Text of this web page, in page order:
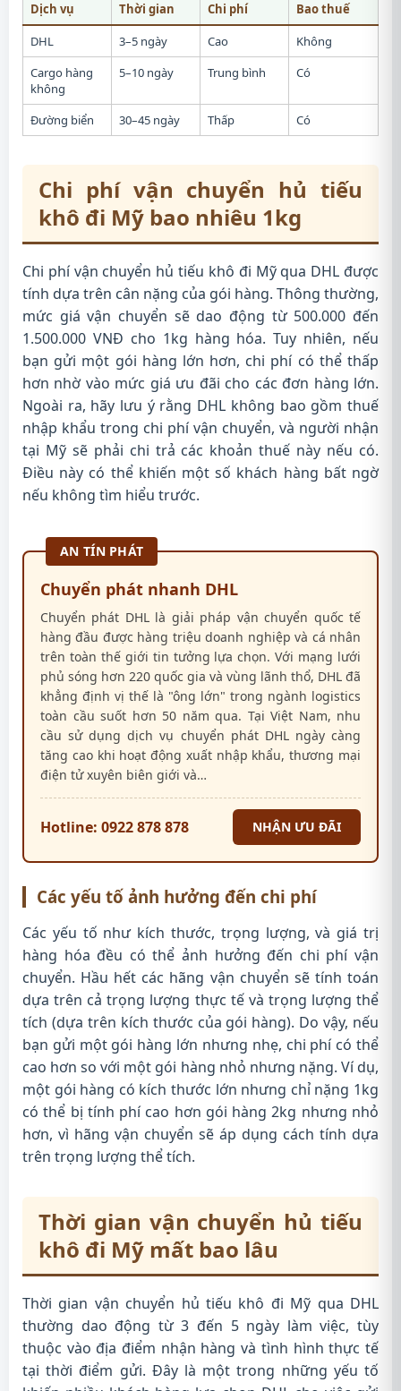
Dịch vụ Thời gian Chi phí
Bao thuế
DHL
3–5 ngày Cao
Không
Cargo hàng
không
5–10 ngày Trung bình Có
Đường biển 30–45 ngày Thấp Có
Chi phí vận chuyển hủ tiếu
khô đi Mỹ bao nhiêu 1kg
Chi phí vận chuyển hủ tiếu khô đi Mỹ qua DHL được
tính dựa trên cân nặng của gói hàng. Thông thường,
mức giá vận chuyển sẽ dao động từ 500.000 đến
1.500.000 VNĐ cho 1kg hàng hóa. Tuy nhiên, nếu
bạn gửi một gói hàng lớn hơn, chi phí có thể thấp
hơn nhờ vào mức giá ưu đãi cho các đơn hàng lớn.
Ngoài ra, hãy lưu ý rằng DHL không bao gồm thuế
nhập khẩu trong chi phí vận chuyển, và người nhận
tại Mỹ sẽ phải chi trả các khoản thuế này nếu có.
Điều này có thể khiến một số khách hàng bất ngờ
nếu không tìm hiểu trước.
AN TÍN PHÁT
Chuyển phát nhanh DHL
Chuyển phát DHL là giải pháp vận chuyển quốc tế
hàng đầu được hàng triệu doanh nghiệp và cá nhân
trên toàn thế giới tin tưởng lựa chọn. Với mạng lưới
phủ sóng hơn 220 quốc gia và vùng lãnh thổ, DHL đã
khẳng định vị thế là "ông lớn" trong ngành logistics
toàn cầu suốt hơn 50 năm qua. Tại Việt Nam, nhu
cầu sử dụng dịch vụ chuyển phát DHL ngày càng
tăng cao khi hoạt động xuất nhập khẩu, thương mại
điện tử xuyên biên giới và…
Hotline: 0922 878 878 NHẬN ƯU ĐÃI
Các yếu tố ảnh hưởng đến chi phí
Các yếu tố như kích thước, trọng lượng, và giá trị
hàng hóa đều có thể ảnh hưởng đến chi phí vận
chuyển. Hầu hết các hãng vận chuyển sẽ tính toán
dựa trên cả trọng lượng thực tế và trọng lượng thể
tích (dựa trên kích thước của gói hàng). Do vậy, nếu
bạn gửi một gói hàng lớn nhưng nhẹ, chi phí có thể
cao hơn so với một gói hàng nhỏ nhưng nặng. Ví dụ,
một gói hàng có kích thước lớn nhưng chỉ nặng 1kg
có thể bị tính phí cao hơn gói hàng 2kg nhưng nhỏ
hơn, vì hãng vận chuyển sẽ áp dụng cách tính dựa
trên trọng lượng thể tích.
Thời gian vận chuyển hủ tiếu
khô đi Mỹ mất bao lâu
Thời gian vận chuyển hủ tiếu khô đi Mỹ qua DHL
thường dao động từ 3 đến 5 ngày làm việc, tùy
thuộc vào địa điểm nhận hàng và tình hình thực tế
tại thời điểm gửi. Đây là một trong những yếu tố